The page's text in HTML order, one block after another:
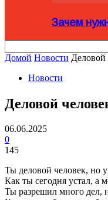
Зачем
Домой Новости Деловой
Новости
Деловой
06.06.2025
0
145
Ты деловой человек, но
Как ты сегодня устал, а
Ты разрешил много дел,